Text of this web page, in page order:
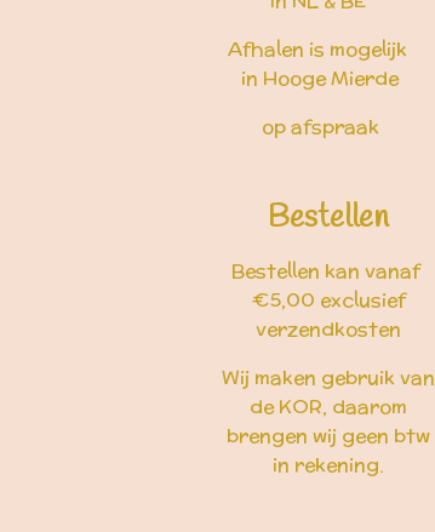
Afhalen is mogelijk
in Hooge Mierde
op afspraak
Bestellen
Bestellen kan vanaf
€5,00 exclusief
verzendkosten
Wij maken gebruik van
de KOR, daarom
brengen wij geen btw
in rekening.